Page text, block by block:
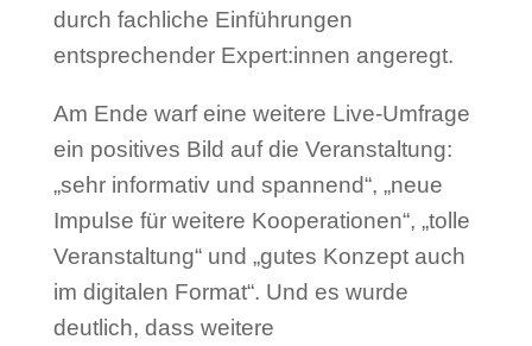
durch fachliche Einführungen
entsprechender Expert:innen angeregt.
Am Ende warf eine weitere Live-Umfrage
ein positives Bild auf die Veranstaltung:
„sehr informativ und spannend“, „neue
Impulse für weitere Kooperationen“, „tolle
Veranstaltung“ und „gutes Konzept auch
im digitalen Format“. Und es wurde
deutlich, dass weitere